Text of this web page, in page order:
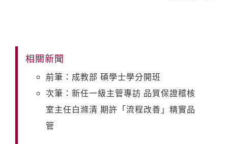
相關新聞
前筆：成教部 碩學士學分開班
次筆：新任一級主管專訪 品質保證稽核
室主任白滌清 期許「流程改善」精實品
管